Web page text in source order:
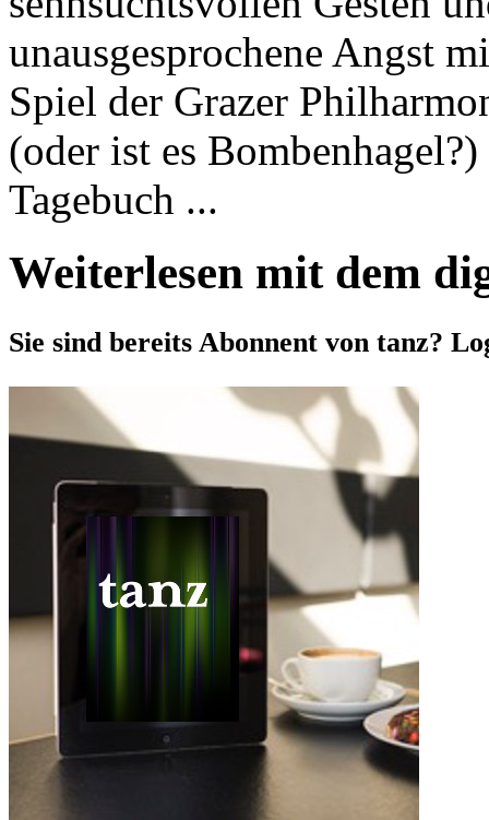
unausgesprochene Angst
Spiel der Grazer
(oder ist es
Tagebuch ...
Weiterlesen mit dem
Sie sind bereits Abonnent von tanz?